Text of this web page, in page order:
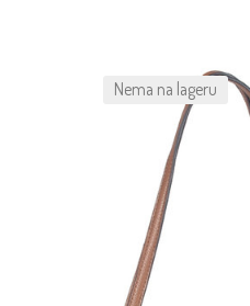
Nema na lageru